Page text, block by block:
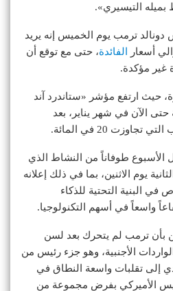
بميله التيسيري».
ترمب يوم الخميس إنه يريد
أسعار
الفائدة، حتى مع توقع أن
غير مؤكدة.
حيث ارتفع مؤشر «ستاندرد آند
4 في المائة حتى الآن في شهر يناير، بعد
20 في المائة.
طوفاناً من النشاط الذي
يوم الاثنين، بما في ذلك إعلانه
البنية التحتية للذكاء
واسعاً في أسهم التكنولوجيا.
بأن ترمب لم يتحرك بعد لسن
الأجنبية، وهو جزء رئيس من
إلى تقلبات واسعة النطاق في
الأميركي بفرض مجموعة من